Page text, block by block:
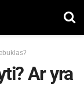
Ar yra